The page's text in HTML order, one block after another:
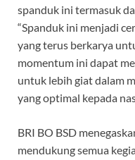
spanduk ini termasuk
“Spanduk ini menjadi
yang terus berkarya
momentum ini dapat
untuk lebih giat dalam
yang optimal kepada
BRI BO BSD
mendukung semua